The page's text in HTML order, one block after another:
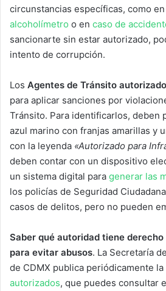
circunstancias específicas, como en
alcoholímetro o en caso de
sancionarte sin estar autorizado,
intento de corrupción.
Los Agentes de Tránsito
para aplicar sanciones por
Tránsito. Para identificarlos, deben
azul marino con franjas amarillas y
con la leyenda «Autorizado para
deben contar con un dispositivo
un sistema digital para generar las
los policías de Seguridad
casos de delitos, pero no pueden
Saber qué autoridad tiene
para evitar abusos. La Secretaría
de CDMX publica periódicamente la
autorizados, que puedes consultar